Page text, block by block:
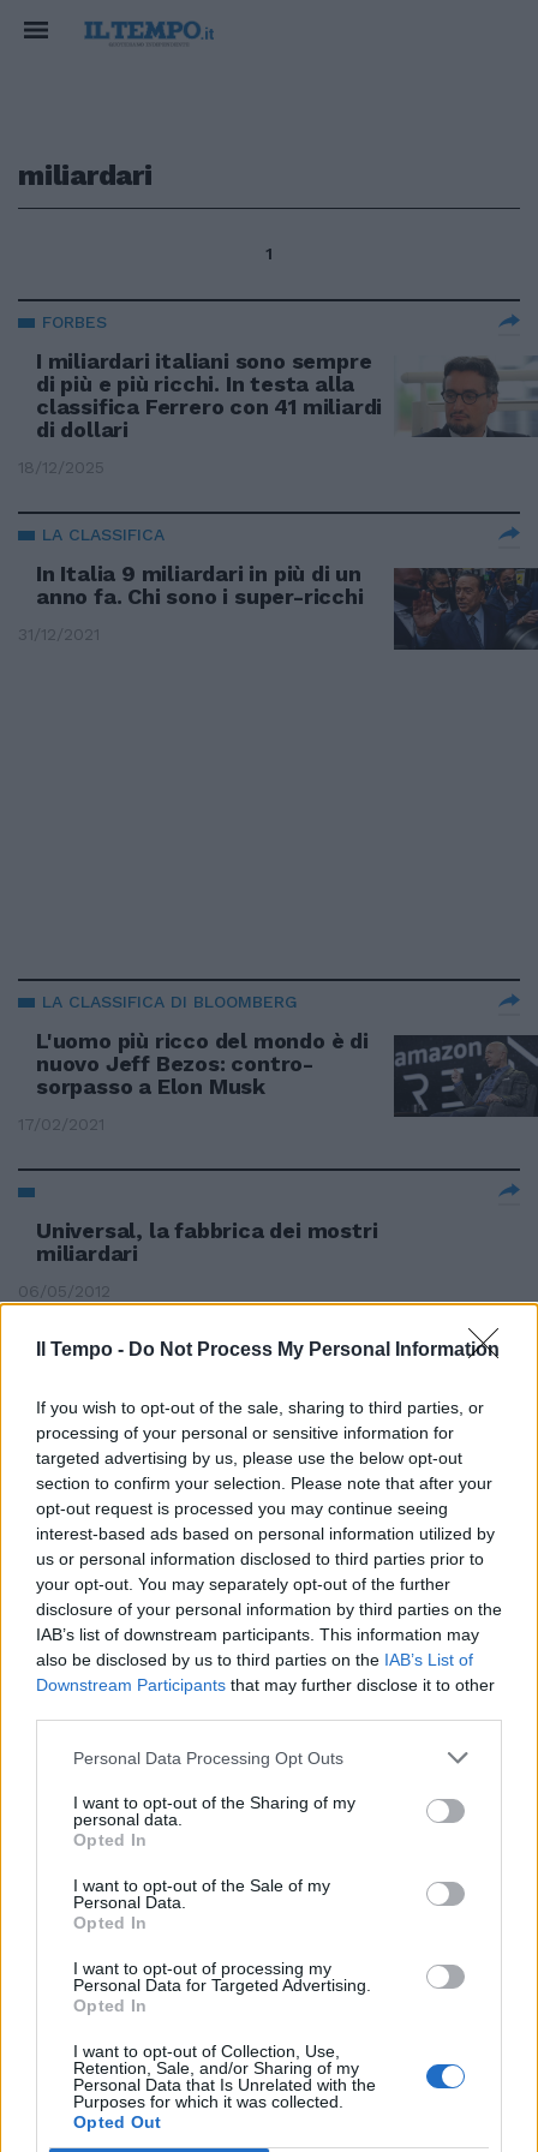
Il Tempo - Do Not Process My Personal Information
If you wish to opt-out of the sale, sharing to third parties, or
processing of your personal or sensitive information for
targeted advertising by us, please use the below opt-out
section to confirm your selection. Please note that after your
opt-out request is processed you may continue seeing
interest-based ads based on personal information utilized by
us or personal information disclosed to third parties prior to
your opt-out. You may separately opt-out of the further
disclosure of your personal information by third parties on the
IAB’s list of downstream participants. This information may
also be disclosed by us to third parties on the IAB’s List of
Downstream Participants that may further disclose it to other
Personal Data Processing Opt Outs
I want to opt-out of the Sharing of my
personal data.
Opted In
I want to opt-out of the Sale of my
Personal Data.
Opted In
I want to opt-out of processing my
Personal Data for Targeted Advertising.
Opted In
I want to opt-out of Collection, Use,
Retention, Sale, and/or Sharing of my
Personal Data that Is Unrelated with the
Purposes for which it was collected.
Opted Out
miliardari
1
FORBES
I miliardari italiani sono sempre
di più e più ricchi. In testa alla
classifica Ferrero con 41 miliardi
di dollari
18/12/2025
LA CLASSIFICA
In Italia 9 miliardari in più di un
anno fa. Chi sono i super-ricchi
31/12/2021
LA CLASSIFICA DI BLOOMBERG
L'uomo più ricco del mondo è di
nuovo Jeff Bezos: contro-
sorpasso a Elon Musk
17/02/2021
Universal, la fabbrica dei mostri
miliardari
06/05/2012
La tecnologia fa aumentare i
miliardari
08/04/2012
Petrolieri russi, sceicchi arabi,
miliardari cinesi: sport stravolto
dalle economie in espansione
Dopo gli «scippi» al calcio
nostrano, l'ultima frontiera sono
i campioni del basket americano
21/08/2011
Paradisi fiscali: nel mirino
170mila nominativi
15/08/2009
I miliardari sfidano la crisi
comprando mega yacht
27/11/2008